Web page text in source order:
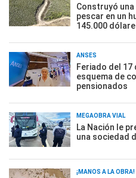
Construyó
pescar en un
145.000
ANSES
Feriado del 17
esquema de
pensionados
MEGAOBRA VIAL
La Nación le
una sociedad
¡MANOS A LA OBRA!